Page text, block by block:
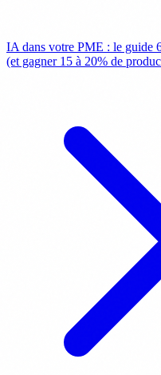
IA dans votre PME : le guide
(et gagner 15 à 20% de